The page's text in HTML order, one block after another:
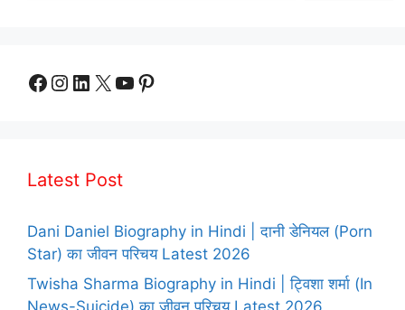
Facebook
Instagram
LinkedIn
X YouTube
Pinterest
Latest Post
Dani Daniel Biography in Hindi | दानी डेनियल (Porn
Star) का जीवन परिचय Latest 2026
Twisha Sharma Biography in Hindi | ट्विशा शर्मा (In